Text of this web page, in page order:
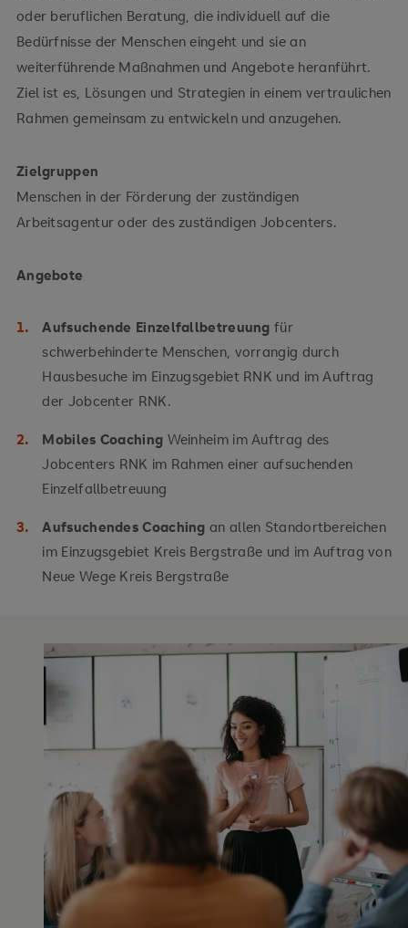
oder beruflichen Beratung, die individuell auf die
Bedürfnisse der Menschen eingeht und sie an
weiterführende Maßnahmen und Angebote heranführt.
Ziel ist es, Lösungen und Strategien in einem vertraulichen
Rahmen gemeinsam zu entwickeln und anzugehen.
Zielgruppen
Menschen in der Förderung der zuständigen
Arbeitsagentur oder des zuständigen Jobcenters.
Angebote
Aufsuchende Einzelfallbetreuung für
schwerbehinderte Menschen, vorrangig durch
Hausbesuche im Einzugsgebiet RNK und im Auftrag
der Jobcenter RNK.
Mobiles Coaching Weinheim im Auftrag des
Jobcenters RNK im Rahmen einer aufsuchenden
Einzelfallbetreuung
Aufsuchendes Coaching an allen Standortbereichen
im Einzugsgebiet Kreis Bergstraße und im Auftrag von
Neue Wege Kreis Bergstraße